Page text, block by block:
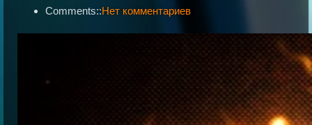
Comments::Нет комментариев